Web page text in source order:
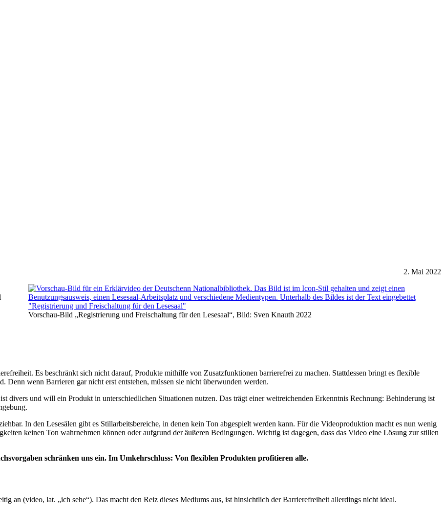
2. Mai 2022
Vorschau-Bild „Registrierung und Freischaltung für den Lesesaal“, Bild: Sven Knauth 2022
Es beschränkt sich nicht darauf, Produkte mithilfe von Zusatzfunktionen barrierefrei zu machen. Stattdessen bringt es flexible
wenn Barrieren gar nicht erst entstehen, müssen sie nicht überwunden werden.
divers und will ein Produkt in unterschiedlichen Situationen nutzen. Das trägt einer weitreichenden Erkenntnis Rechnung: Behinderung ist
In den Lesesälen gibt es Stillarbeitsbereiche, in denen kein Ton abgespielt werden kann. Für die Videoproduktion macht es nun wenig
keinen Ton wahrnehmen können oder aufgrund der äußeren Bedingungen. Wichtig ist dagegen, dass das Video eine Lösung zur stillen
schränken uns ein. Im Umkehrschluss: Von flexiblen Produkten profitieren alle.
an (video, lat. „ich sehe“). Das macht den Reiz dieses Mediums aus, ist hinsichtlich der Barrierefreiheit allerdings nicht ideal.